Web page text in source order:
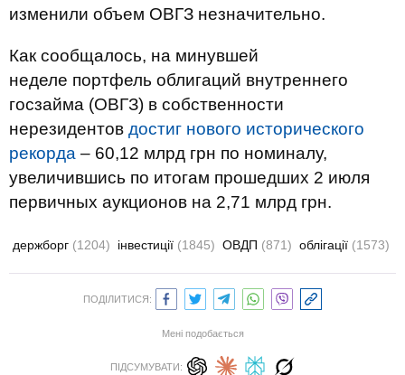
изменили объем ОВГЗ незначительно.
Как сообщалось, на минувшей
неделе портфель облигаций внутреннего
госзайма (ОВГЗ) в собственности
нерезидентов достиг нового исторического
рекорда – 60,12 млрд грн по номиналу,
увеличившись по итогам прошедших 2 июля
первичных аукционов на 2,71 млрд грн.
держборг (1204) інвестиції (1845) ОВДП (871) облігації (1573)
ПОДІЛИТИСЯ:
Мені подобається
ПІДСУМУВАТИ: